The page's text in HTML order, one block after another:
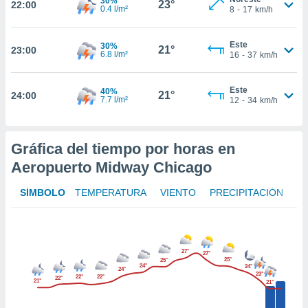
de
un
perfiles
utilizar
22:00
0.4 l/m²
23°
8 - 17 km/h
23:00
30%
6.8 l/m²
21°
Este
16 - 37 km/h
24:00
40%
7.7 l/m²
21°
Este
12 - 34 km/h
Gráfica del tiempo por horas en
Aeropuerto Midway Chicago
SÍMBOLO TEMPERATURA VIENTO PRECIPITACIÓN
21° 22° 22° 22°
24°
24°
25°
27°
27°
25°
24°
23°
21°